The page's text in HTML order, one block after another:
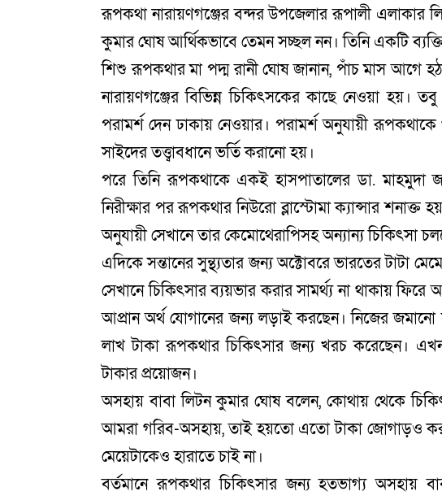
রূপকথা নারায়ণগঞ্জের বন্দর উপজেলার রূপালী এলাকার
কুমার ঘোষ আর্থিকভাবে তেমন সচ্ছল নন। তিনি একটি ব্যক্তি
শিশু রূপকথার মা পদ্ম রানী ঘোষ জানান, পাঁচ মাস আগে
নারায়ণগঞ্জের বিভিন্ন চিকিৎসকের কাছে নেওয়া হয়।
পরামর্শ দেন ঢাকায় নেওয়ার। পরামর্শ অনুযায়ী রূপকথাকে
সাইদের তত্ত্বাবধানে ভর্তি করানো হয়।
পরে তিনি রূপকথাকে একই হাসপাতালের ডা. মাহমুদা
নিরীক্ষার পর রূপকথার নিউরো ব্লাস্টোমা ক্যান্সার
অনুযায়ী সেখানে তার কেমোথেরাপিসহ অন্যান্য চিকিৎসা
এদিকে সন্তানের সুন্থ্যতার জন্য অক্টোবরে ভারতের টাটা
সেখানে চিকিৎসার ব্যয়ভার করার সামর্থ্য না থাকায়
আপ্রান অর্থ যোগানের জন্য লড়াই করছেন। নিজের জমানো
লাখ টাকা রূপকথার চিকিৎসার জন্য খরচ করেছেন।
টাকার প্রয়োজন।
অসহায় বাবা লিটন কুমার ঘোষ বলেন, কোথায় থেকে
আমরা গরিব-অসহায়, তাই হয়তো এতো টাকা জোগাড়ও
মেয়েটাকেও হারাতে চাই না।
বর্তমানে রূপকথার চিকিৎসার জন্য হতভাগ্য অসহায়